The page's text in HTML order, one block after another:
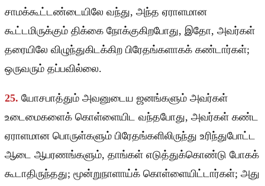
சாமக்கூட்டண்டையிலே வந்து, அந்த ஏராளமான
கூட்டமிருக்கும் திக்கை நோக்குகிறபோது, இதோ, அவர்கள்
தரையிலே விழுந்துகிடக்கிற பிரேதங்களாகக் கண்டார்கள்;
ஒருவரும் தப்பவில்லை.
25. யோசபாத்தும் அவனுடைய ஜனங்களும் அவர்கள்
உடைமைகளைக் கொள்ளையிட வந்தபோது, அவர்கள் கண்ட
ஏராளமான பொருள்களும் பிரேதங்களிலிருந்து உரிந்துபோட்ட
ஆடை ஆபரணங்களும், தாங்கள் எடுத்துக்கொண்டு போகக்
கூடாதிருந்தது; மூன்றுநாளாய்க் கொள்ளையிட்டார்கள்; அது